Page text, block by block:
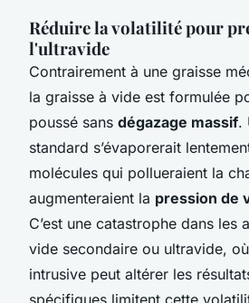
Réduire la volatilité pour
l'ultravide
Contrairement à une graisse
la graisse à vide est formulée
poussé sans dégazage massif.
standard s’évaporerait
molécules qui pollueraient la
augmenteraient la pression de
C’est une catastrophe dans les
vide secondaire ou ultravide,
intrusive peut altérer les
spécifiques limitent cette